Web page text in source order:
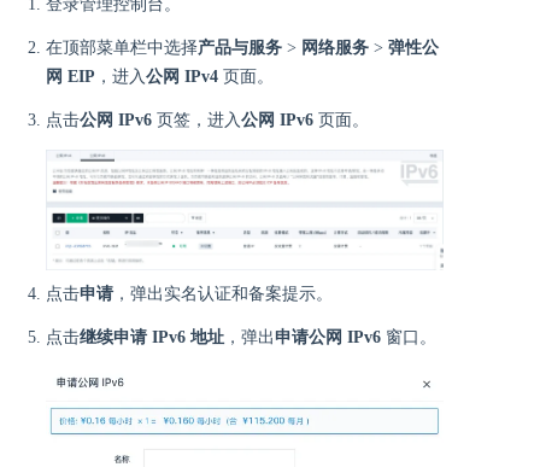
登录管理控制台。
在顶部菜单栏中选择产品与服务 > 网络服务 > 弹性公
网 EIP ，进入公网 IPv4 页面。
点击公网 IPv6 页签，进入公网 IPv6 页面。
点击申请 ，弹出实名认证和备案提示。
点击继续申请 IPv6 地址 ，弹出申请公网 IPv6 窗口。